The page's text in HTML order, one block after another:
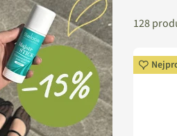
přírodní
CPK a
128